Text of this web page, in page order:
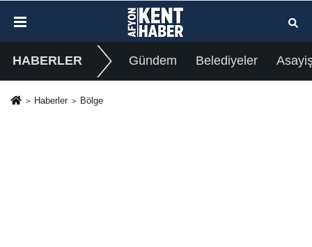
HABERLER Gündem Belediyeler
Haberler Bölge